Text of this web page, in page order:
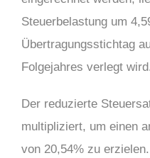
Steuerbelastung um
Übertragungsstichtag
Folgejahres verlegt wird.
Der reduzierte
multipliziert, um einen
von 20,54% zu